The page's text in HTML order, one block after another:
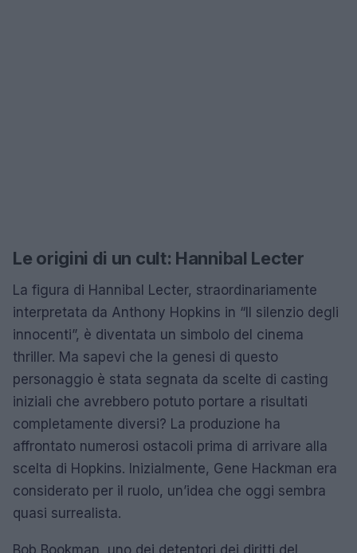
Le origini di un cult: Hannibal Lecter
La figura di Hannibal Lecter, straordinariamente
interpretata da Anthony Hopkins in “Il silenzio degli
innocenti”, è diventata un simbolo del cinema
thriller. Ma sapevi che la genesi di questo
personaggio è stata segnata da scelte di casting
iniziali che avrebbero potuto portare a risultati
completamente diversi? La produzione ha
affrontato numerosi ostacoli prima di arrivare alla
scelta di Hopkins. Inizialmente, Gene Hackman era
considerato per il ruolo, un’idea che oggi sembra
quasi surrealista.
Bob Bookman, uno dei detentori dei diritti del